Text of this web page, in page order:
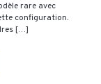
rare avec
configuration.
[…]